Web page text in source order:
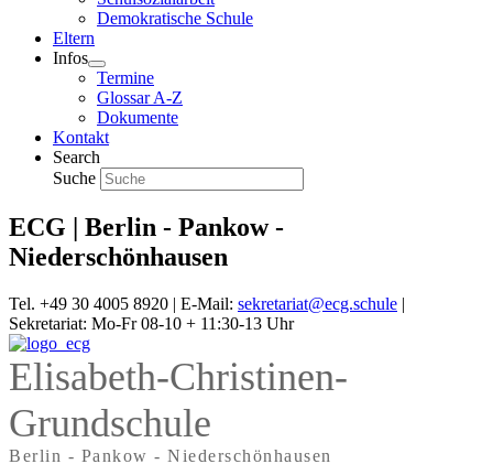
Demokratische Schule
Eltern
Infos
Termine
Glossar A-Z
Dokumente
Kontakt
Search
Suche
ECG | Berlin - Pankow -
Niederschönhausen
Tel. +49 30 4005 8920 | E-Mail: sekretariat@ecg.schule |
Sekretariat: Mo-Fr 08-10 + 11:30-13 Uhr
Elisabeth-Christinen-
Grundschule
Berlin - Pankow - Niederschönhausen